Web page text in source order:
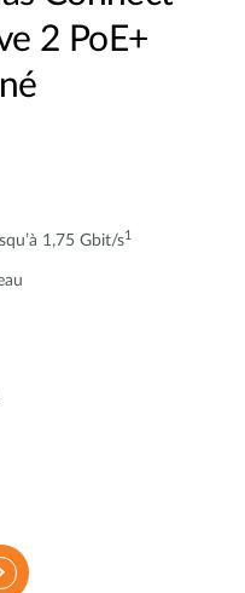
2 PoE+
1,75 Gbit/s1